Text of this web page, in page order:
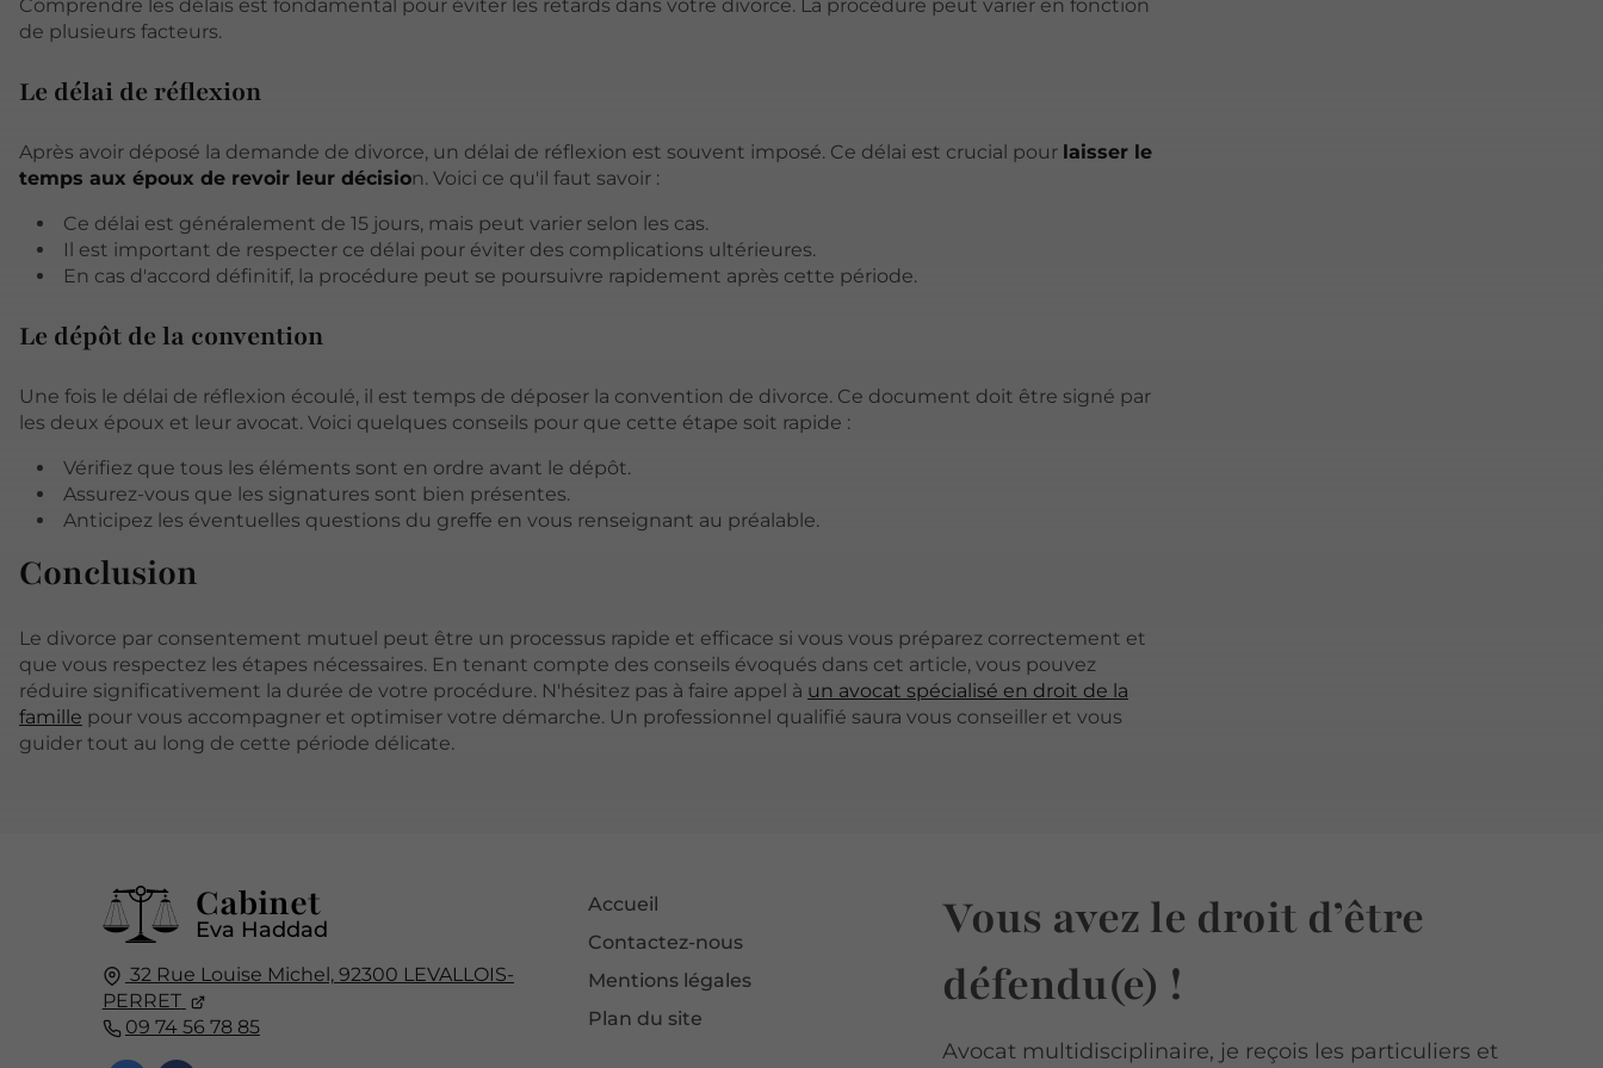
Comprendre les délais est fondamental pour éviter les retards dans votre divorce. La procédure peut varier en fonction
de plusieurs facteurs.
Le délai de réflexion
Après avoir déposé la demande de divorce, un délai de réflexion est souvent imposé. Ce délai est crucial pour laisser le
temps aux époux de revoir leur décision. Voici ce qu'il faut savoir :
Ce délai est généralement de 15 jours, mais peut varier selon les cas.
Il est important de respecter ce délai pour éviter des complications ultérieures.
En cas d'accord définitif, la procédure peut se poursuivre rapidement après cette période.
Le dépôt de la convention
Une fois le délai de réflexion écoulé, il est temps de déposer la convention de divorce. Ce document doit être signé par
les deux époux et leur avocat. Voici quelques conseils pour que cette étape soit rapide :
Vérifiez que tous les éléments sont en ordre avant le dépôt.
Assurez-vous que les signatures sont bien présentes.
Anticipez les éventuelles questions du greffe en vous renseignant au préalable.
Conclusion
Le divorce par consentement mutuel peut être un processus rapide et efficace si vous vous préparez correctement et
que vous respectez les étapes nécessaires. En tenant compte des conseils évoqués dans cet article, vous pouvez
réduire significativement la durée de votre procédure. N'hésitez pas à faire appel à un avocat spécialisé en droit de la
famille pour vous accompagner et optimiser votre démarche. Un professionnel qualifié saura vous conseiller et vous
guider tout au long de cette période délicate.
Cabinet
Eva Haddad
32 Rue Louise Michel, 92300 LEVALLOIS-
PERRET
09 74 56 78 85
Accueil
Contactez-nous
Mentions légales
Plan du site
Vous avez le droit d’être
défendu(e) !
Avocat multidisciplinaire, je reçois les particuliers et